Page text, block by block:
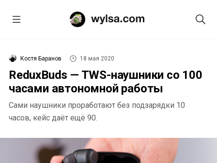
Костя Баранов 18 мая 2020
ReduxBuds — TWS-наушники со 100
часами автономной работы
Сами наушники проработают без подзарядки 10
часов, кейс даёт ещё 90.